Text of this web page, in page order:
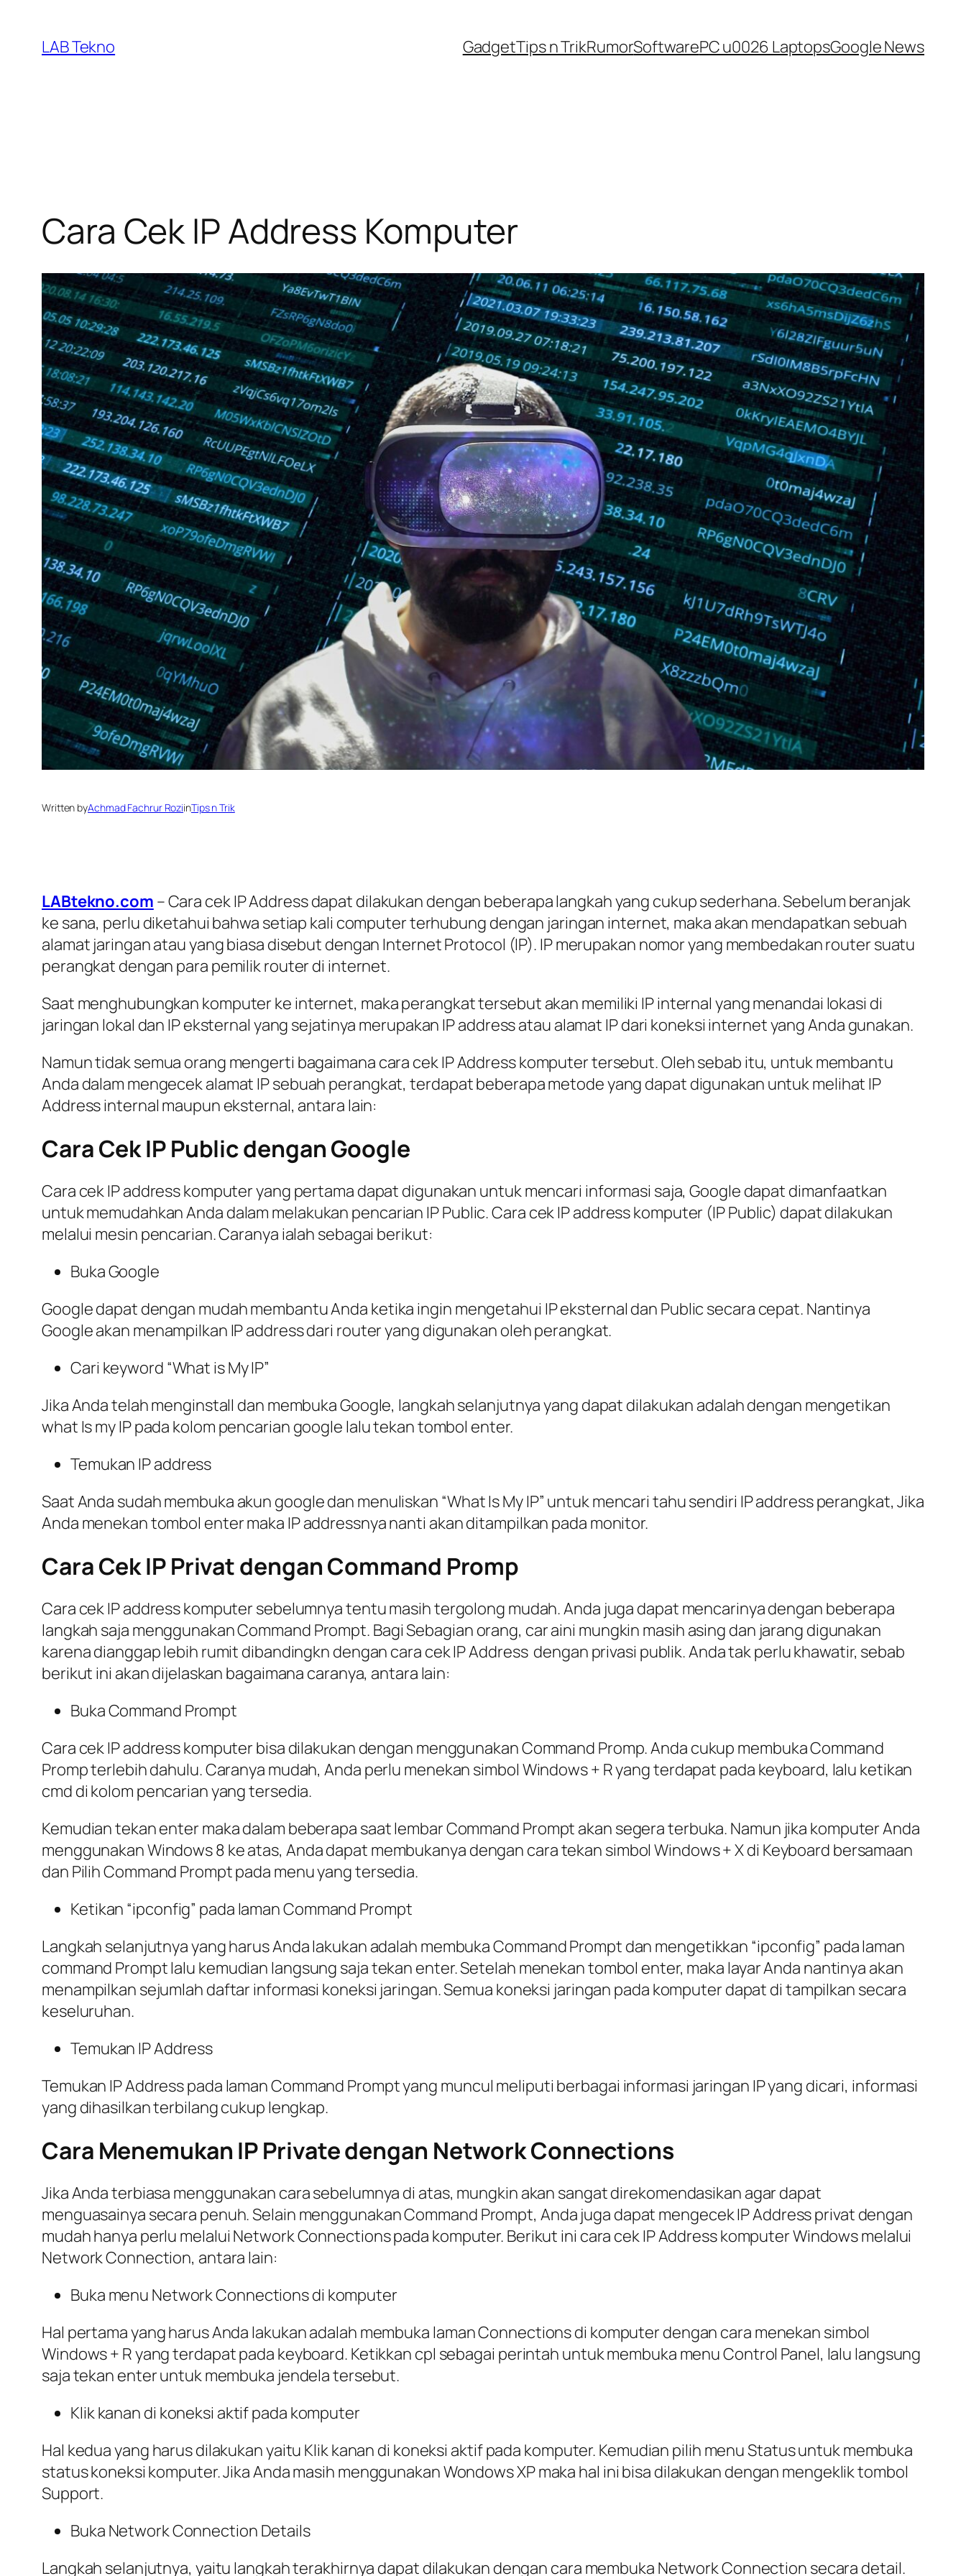
content
LAB Tekno GadgetTips n TrikRumorSoftwarePC u0026 LaptopsGoogle News
Cara Cek IP Address Komputer
Written byAchmad Fachrur RoziinTips n Trik
LABtekno.com – Cara cek IP Address dapat dilakukan dengan beberapa langkah yang cukup sederhana. Sebelum beranjak
ke sana, perlu diketahui bahwa setiap kali computer terhubung dengan jaringan internet, maka akan mendapatkan sebuah
alamat jaringan atau yang biasa disebut dengan Internet Protocol (IP). IP merupakan nomor yang membedakan router suatu
perangkat dengan para pemilik router di internet.
Saat menghubungkan komputer ke internet, maka perangkat tersebut akan memiliki IP internal yang menandai lokasi di
jaringan lokal dan IP eksternal yang sejatinya merupakan IP address atau alamat IP dari koneksi internet yang Anda gunakan.
Namun tidak semua orang mengerti bagaimana cara cek IP Address komputer tersebut. Oleh sebab itu, untuk membantu
Anda dalam mengecek alamat IP sebuah perangkat, terdapat beberapa metode yang dapat digunakan untuk melihat IP
Address internal maupun eksternal, antara lain:
Cara Cek IP Public dengan Google
Cara cek IP address komputer yang pertama dapat digunakan untuk mencari informasi saja, Google dapat dimanfaatkan
untuk memudahkan Anda dalam melakukan pencarian IP Public. Cara cek IP address komputer (IP Public) dapat dilakukan
melalui mesin pencarian. Caranya ialah sebagai berikut:
Buka Google
Google dapat dengan mudah membantu Anda ketika ingin mengetahui IP eksternal dan Public secara cepat. Nantinya
Google akan menampilkan IP address dari router yang digunakan oleh perangkat.
Cari keyword “What is My IP”
Jika Anda telah menginstall dan membuka Google, langkah selanjutnya yang dapat dilakukan adalah dengan mengetikan
what Is my IPpada kolom pencarian google lalu tekan tombol enter.
Temukan IP address
Saat Anda sudah membuka akun google dan menuliskan “What Is My IP” untuk mencari tahu sendiri IP address perangkat, Jika
Anda menekan tombol enter maka IP addressnya nanti akan ditampilkan pada monitor.
Cara Cek IP Privat dengan Command Promp
Cara cek IP address komputer sebelumnya tentu masih tergolong mudah. Anda juga dapat mencarinya dengan beberapa
langkah saja menggunakan Command Prompt. Bagi Sebagian orang, car aini mungkin masih asing dan jarang digunakan
karena dianggap lebih rumit dibandingkn dengan cara cek IP Address dengan privasi publik. Anda tak perlu khawatir, sebab
berikut ini akan dijelaskan bagaimana caranya, antara lain:
Buka Command Prompt
Cara cek IP address komputer bisa dilakukan dengan menggunakan Command Promp. Anda cukup membuka Command
Promp terlebih dahulu. Caranya mudah, Anda perlu menekan simbol Windows + R yang terdapat pada keyboard, lalu ketikan
cmd di kolom pencarian yang tersedia.
Kemudian tekan enter maka dalam beberapa saat lembar Command Prompt akan segera terbuka. Namun jika komputer Anda
menggunakan Windows 8 ke atas, Anda dapat membukanya dengan cara tekan simbol Windows + X di Keyboard bersamaan
dan Pilih Command Prompt pada menu yang tersedia.
Ketikan “ipconfig” pada laman Command Prompt
Langkah selanjutnya yang harus Anda lakukan adalah membuka Command Prompt dan mengetikkan “ipconfig” pada laman
command Prompt lalu kemudian langsung saja tekan enter. Setelah menekan tombol enter, maka layar Anda nantinya akan
menampilkan sejumlah daftar informasi koneksi jaringan. Semua koneksi jaringan pada komputer dapat di tampilkan secara
keseluruhan.
Temukan IP Address
Temukan IP Address pada laman Command Prompt yang muncul meliputi berbagai informasi jaringan IP yang dicari, informasi
yang dihasilkan terbilang cukup lengkap.
Cara Menemukan IP Private dengan Network Connections
Jika Anda terbiasa menggunakan cara sebelumnya di atas, mungkin akan sangat direkomendasikan agar dapat
menguasainya secara penuh. Selain menggunakan Command Prompt, Anda juga dapat mengecek IP Address privat dengan
mudah hanya perlu melalui Network Connections pada komputer. Berikut ini cara cek IP Address komputer Windows melalui
Network Connection, antara lain:
Buka menu Network Connections di komputer
Hal pertama yang harus Anda lakukan adalah membuka laman Connections di komputer dengan cara menekan simbol
Windows + R yang terdapat pada keyboard. Ketikkan cpl sebagai perintah untuk membuka menu Control Panel, lalu langsung
saja tekan enter untuk membuka jendela tersebut.
Klik kanan di koneksi aktif pada komputer
Hal kedua yang harus dilakukan yaitu Klik kanan di koneksi aktif pada komputer. Kemudian pilih menu Status untuk membuka
status koneksi komputer. Jika Anda masih menggunakan Wondows XP maka hal ini bisa dilakukan dengan mengeklik tombol
Support.
Buka Network Connection Details
Langkah selanjutnya, yaitu langkah terakhirnya dapat dilakukan dengan cara membuka Network Connection secara detail.